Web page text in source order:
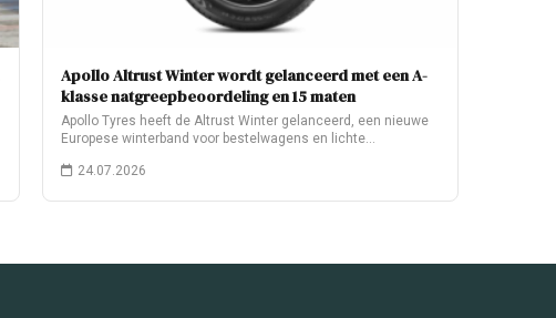
Apollo Altrust Winter wordt gelanceerd met een A-
klasse natgreepbeoordeling en 15 maten
Apollo Tyres heeft de Altrust Winter gelanceerd, een nieuwe
Europese winterband voor bestelwagens en lichte…
24.07.2026